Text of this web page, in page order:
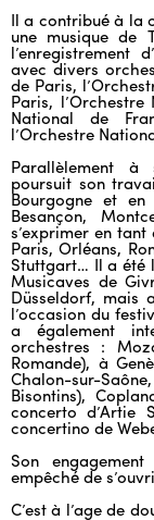
Il a contribué à la
une musique de
l’enregistrement
avec divers
de Paris,
Paris,
National de
l’Orchestre
Parallèlement à
poursuit son
Bourgogne et en
Besançon,
s’exprimer en
Paris, Orléans,
Stuttgart… Il a été
Musicaves de
Düsseldorf, mais
l’occasion du
a également
orchestres :
Romande), à
Chalon-sur-
Bisontins),
concerto
concertino de
Son
empêché de
C’est à l’age de